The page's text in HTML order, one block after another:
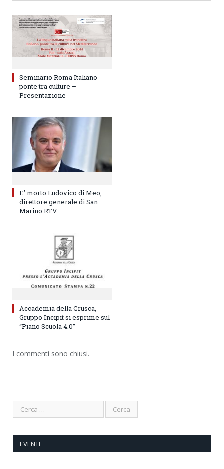
Seminario Roma Italiano
ponte tra culture –
Presentazione
E’ morto Ludovico di Meo,
direttore generale di San
Marino RTV
Accademia della Crusca,
Gruppo Incipit si esprime sul
“Piano Scuola 4.0”
I commenti sono chiusi.
EVENTI